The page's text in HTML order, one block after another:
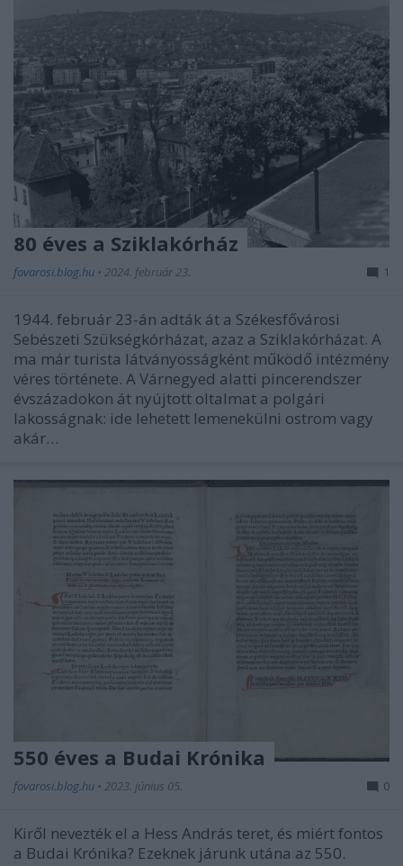
80 éves a Sziklakórház
fovarosi.blog.hu • 2024. február 23. 1
1944. február 23-án adták át a Székesfővárosi
Sebészeti Szükségkórházat, azaz a Sziklakórházat. A
ma már turista látványosságként működő intézmény
véres története. A Várnegyed alatti pincerendszer
évszázadokon át nyújtott oltalmat a polgári
lakosságnak: ide lehetett lemenekülni ostrom vagy
akár…
550 éves a Budai Krónika
fovarosi.blog.hu • 2023. június 05. 0
Kiről nevezték el a Hess András teret, és miért fontos
a Budai Krónika? Ezeknek járunk utána az 550.